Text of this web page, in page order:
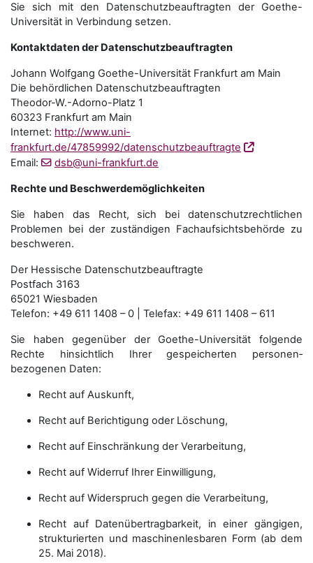
Sie sich mit den Datenschutz­beauftragten der Goethe-
Universität in Verbindung setzen.
Kontaktdaten der Datenschutzbeauftragten
Johann Wolfgang Goethe-Universität Frankfurt am Main
Die behördlichen Datenschutzbeauftragten
Theodor-W.-Adorno-Platz 1
60323 Frankfurt am Main
Internet: http://www.uni-
frankfurt.de/47859992/datenschutzbeauftragte
Email:
dsb@uni-frankfurt.de
Rechte und Beschwerdemöglichkeiten
Sie haben das Recht, sich bei datenschutzrechtlichen
Problemen bei der zuständigen Fachauf­sichts­behörde zu
beschweren.
Der Hessische Datenschutzbeauftragte
Postfach 3163
65021 Wiesbaden
Telefon: +49 611 1408 – 0 | Telefax: +49 611 1408 – 611
Sie haben gegenüber der Goethe-Universität folgende
Rechte hinsichtlich Ihrer gespeicherten personen­
bezogenen Daten:
Recht auf Auskunft,
Recht auf Berichtigung oder Löschung,
Recht auf Einschränkung der Verarbeitung,
Recht auf Widerruf Ihrer Einwilligung,
Recht auf Widerspruch gegen die Verarbeitung,
Recht auf Datenübertragbarkeit, in einer gängigen,
strukturierten und maschinenlesbaren Form (ab dem
25. Mai 2018).